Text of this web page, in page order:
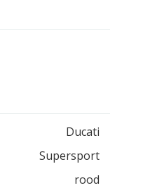
Ducati
Supersport
rood